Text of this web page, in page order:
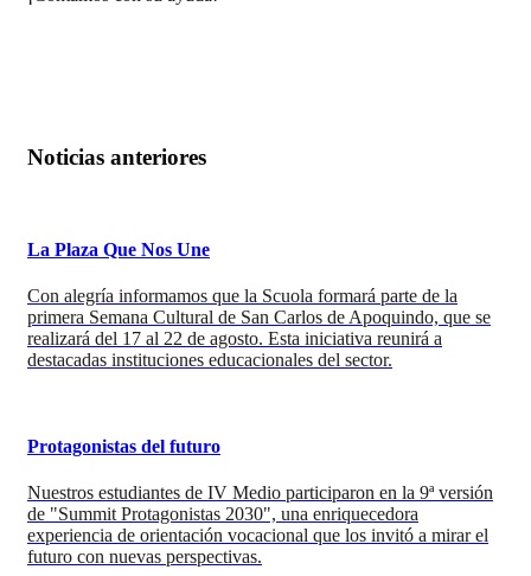
Noticias anteriores
La Plaza Que Nos Une
Con alegría informamos que la Scuola formará parte de la
primera Semana Cultural de San Carlos de Apoquindo, que se
realizará del 17 al 22 de agosto. Esta iniciativa reunirá a
destacadas instituciones educacionales del sector.
Protagonistas del futuro
Nuestros estudiantes de IV Medio participaron en la 9ª versión
de "Summit Protagonistas 2030", una enriquecedora
experiencia de orientación vocacional que los invitó a mirar el
futuro con nuevas perspectivas.